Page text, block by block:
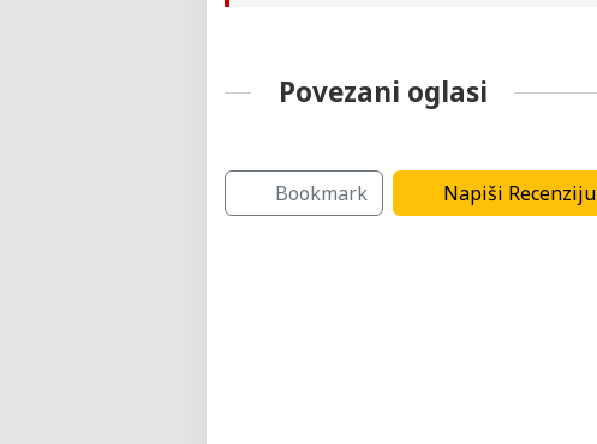
Povezani oglasi
Bookmark Napiši Recenziju